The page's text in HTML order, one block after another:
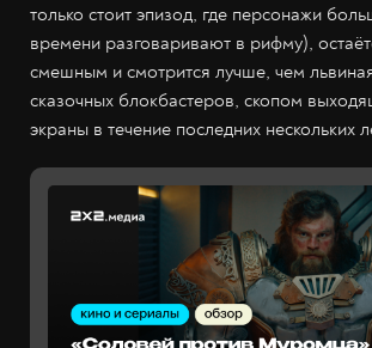
только стоит эпизод, где персонажи
времени разговаривают в рифму),
смешным и смотрится лучше, чем
сказочных блокбастеров, скопом
экраны в течение последних нескольких